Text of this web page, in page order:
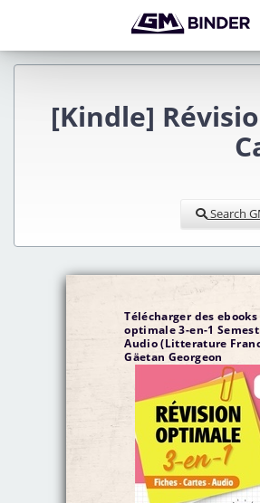
[Kindle]
Search
Télécharger des
optimale 3-en-1 Semestre 2 IFSI -
Audio (Litterature
Gäetan Georgeon